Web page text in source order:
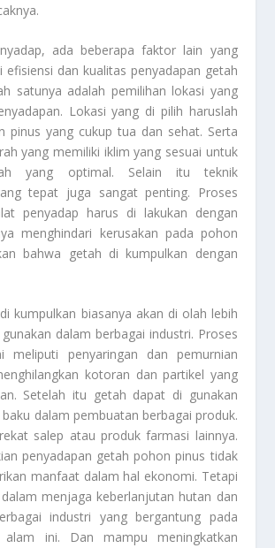
ada beberapa faktor lain yang
efisiensi dan kualitas penyadapan getah
satunya adalah pemilihan lokasi yang
Lokasi yang di pilih haruslah
pinus yang cukup tua dan sehat. Serta
yang memiliki iklim yang sesuai untuk
yang optimal. Selain itu teknik
tepat juga sangat penting. Proses
penyadap harus di lakukan dengan
menghindari kerusakan pada pohon
bahwa getah di kumpulkan dengan
kumpulkan biasanya akan di olah lebih
dalam berbagai industri. Proses
meliputi penyaringan dan pemurnian
kotoran dan partikel yang
Setelah itu getah dapat di gunakan
dalam pembuatan berbagai produk.
salep atau produk farmasi lainnya.
penyadapan getah pohon pinus tidak
manfaat dalam hal ekonomi. Tetapi
menjaga keberlanjutan hutan dan
industri yang bergantung pada
alam ini. Dan mampu meningkatkan